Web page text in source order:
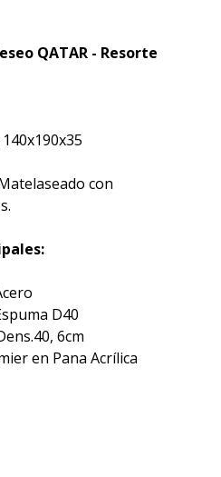
QATAR - Resorte
140x190x35
con
D40
6cm
en Pana Acrílica